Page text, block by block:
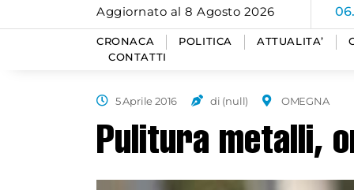
Aggiornato al 8 Agosto 2026
CRONACA POLITICA ATTUALITA’
CONTATTI
5 Aprile 2016 di (null) OMEGNA
Pulitura metalli,